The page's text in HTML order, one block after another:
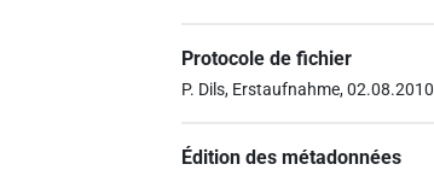
Protocole de fichier
P. Dils, Erstaufnahme, 02.08.2010
Édition des métadonnées